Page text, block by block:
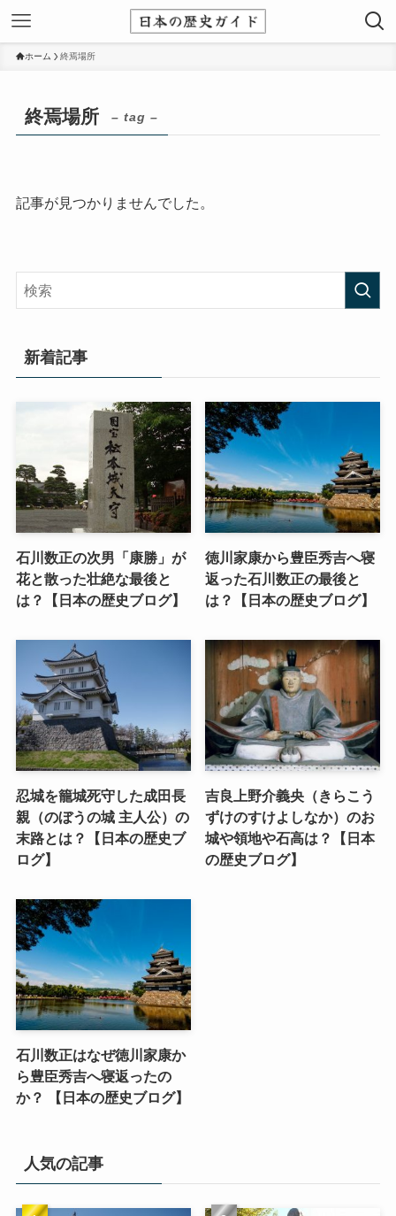
ホーム 終焉場所
終焉場所 – tag –
記事が見つかりませんでした。
新着記事
石川数正の次男「康勝」が
花と散った壮絶な最後と
は？【日本の歴史ブログ】
徳川家康から豊臣秀吉へ寝
返った石川数正の最後と
は？【日本の歴史ブログ】
忍城を籠城死守した成田長
親（のぼうの城 主人公）の
末路とは？【日本の歴史ブ
ログ】
吉良上野介義央（きらこう
ずけのすけよしなか）のお
城や領地や石高は？【日本
の歴史ブログ】
石川数正はなぜ徳川家康か
ら豊臣秀吉へ寝返ったの
か？ 【日本の歴史ブログ】
人気の記事